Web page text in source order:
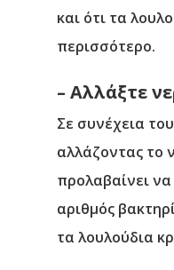
και ότι τα
περισσότερο.
– Αλλάξτε
Σε συνέχεια
αλλάζοντας το
προλαβαίνει
αριθμός
τα λουλούδια